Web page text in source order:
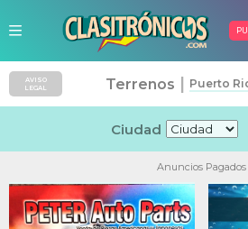
Anuncios Pagados
AVISO
LEGAL
Terrenos Puerto
Ciudad